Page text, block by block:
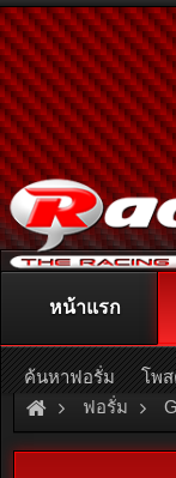
ติดต่อลงโฆษณา
หรืออ่
ฟอรั่ม
สินค้าทั่วไป ไม่มีห
หน้าแรก
ค้นหาฟอรั่ม โพ